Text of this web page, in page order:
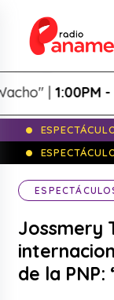
|1:00PM -
Jossmery
de la PNP: